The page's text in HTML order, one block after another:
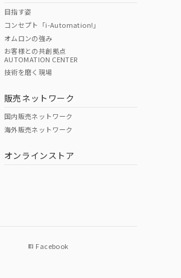
O
目指す姿
コンセプト「i-Automation!」
オムロンの強み
お客様との共創拠点
AUTOMATION CENTER
技術を磨く現場
販売ネットワーク
国内販売ネットワーク
海外販売ネットワーク
オンラインストア
Facebook